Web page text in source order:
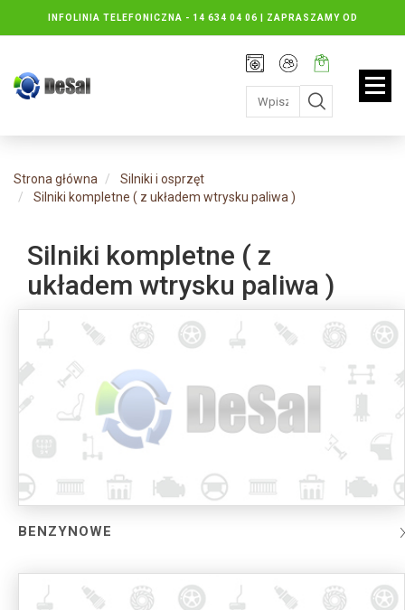
INFOLINIA TELEFONICZNA - 14 634 04 06 | ZAPRASZAMY OD
PONIEDZIAŁKU DO PIĄTKU : 8.30 DO 16.30, SOBOTY: 8.30 DO 13.00
Rejestracja
Moje
konto
Twój
koszyk:
jest
pusty
Strona główna
Silniki i osprzęt
Silniki kompletne ( z układem wtrysku paliwa )
Silniki kompletne ( z
układem wtrysku paliwa )
BENZYNOWE